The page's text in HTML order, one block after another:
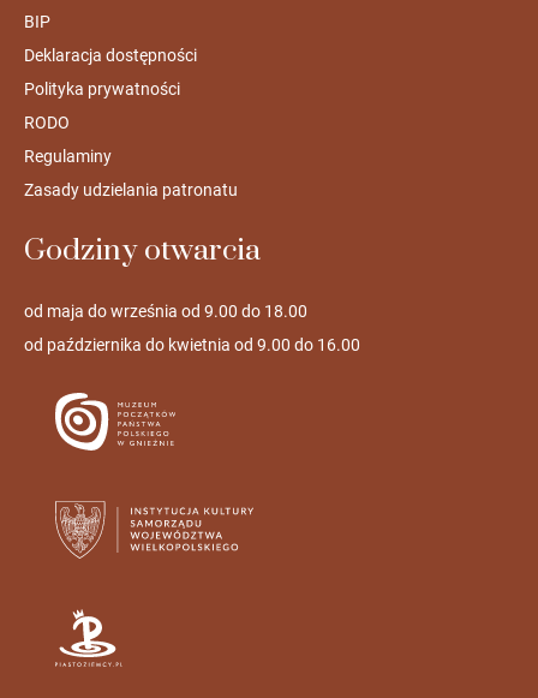
BIP
Deklaracja dostępności
Polityka prywatności
RODO
Regulaminy
Zasady udzielania patronatu
Godziny otwarcia
od maja do września od 9.00 do 18.00
od października do kwietnia od 9.00 do 16.00